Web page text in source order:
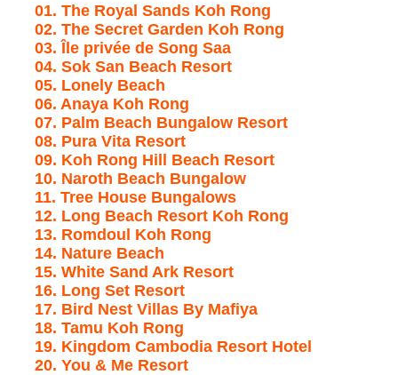
01. The Royal Sands Koh Rong
02. The Secret Garden Koh Rong
03. Île privée de Song Saa
04. Sok San Beach Resort
05. Lonely Beach
06. Anaya Koh Rong
07. Palm Beach Bungalow Resort
08. Pura Vita Resort
09. Koh Rong Hill Beach Resort
10. Naroth Beach Bungalow
11. Tree House Bungalows
12. Long Beach Resort Koh Rong
13. Romdoul Koh Rong
14. Nature Beach
15. White Sand Ark Resort
16. Long Set Resort
17. Bird Nest Villas By Mafiya
18. Tamu Koh Rong
19. Kingdom Cambodia Resort Hotel
20. You & Me Resort